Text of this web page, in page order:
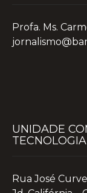
Profa. Ms.
UNIDADE
TECNOLOGIA
Rua José